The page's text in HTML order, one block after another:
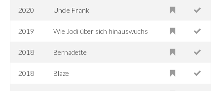
2020 Uncle Frank
2019 Wie Jodi über sich hinauswuchs
2018 Bernadette
2018 Blaze